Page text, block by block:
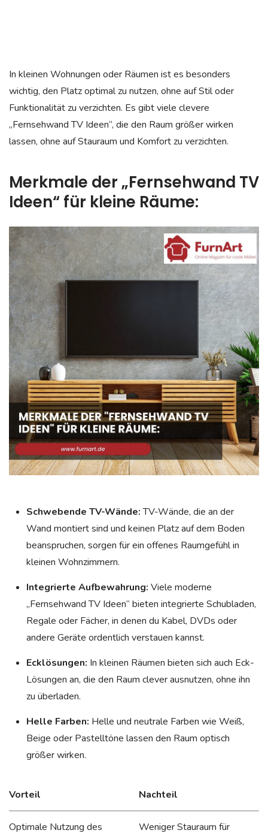
In kleinen Wohnungen oder Räumen ist es besonders
wichtig, den Platz optimal zu nutzen, ohne auf Stil oder
Funktionalität zu verzichten. Es gibt viele clevere
„Fernsehwand TV Ideen“, die den Raum größer wirken
lassen, ohne auf Stauraum und Komfort zu verzichten.
Merkmale der „Fernsehwand TV
Ideen“ für kleine Räume:
Schwebende TV-Wände:TV-Wände, die an der
Wand montiert sind und keinen Platz auf dem Boden
beanspruchen, sorgen für ein offenes Raumgefühl in
kleinen Wohnzimmern.
Integrierte Aufbewahrung: Viele moderne
„Fernsehwand TV Ideen“ bieten integrierte Schubladen,
Regale oder Fächer, in denen du Kabel, DVDs oder
andere Geräte ordentlich verstauen kannst.
Ecklösungen: In kleinen Räumen bieten sich auch Eck-
Lösungen an, die den Raum clever ausnutzen, ohne ihn
zu überladen.
Helle Farben: Helle und neutrale Farben wie Weiß,
Beige oder Pastelltöne lassen den Raum optisch
größer wirken.
Vorteil Nachteil
Optimale Nutzung des
Weniger Stauraum für